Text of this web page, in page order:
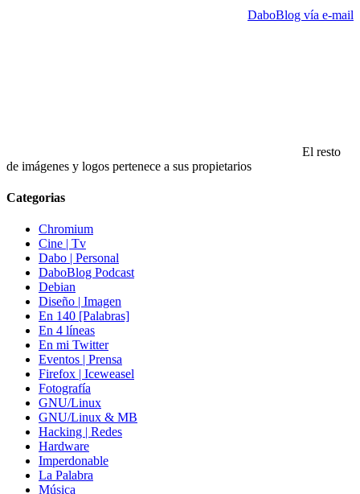
DaboBlog vía e-mail
El resto
de imágenes y logos pertenece a sus propietarios
Categorias
Chromium
Cine | Tv
Dabo | Personal
DaboBlog Podcast
Debian
Diseño | Imagen
En 140 [Palabras]
En 4 líneas
En mi Twitter
Eventos | Prensa
Firefox | Iceweasel
Fotografía
GNU/Linux
GNU/Linux & MB
Hacking | Redes
Hardware
Imperdonable
La Palabra
Música